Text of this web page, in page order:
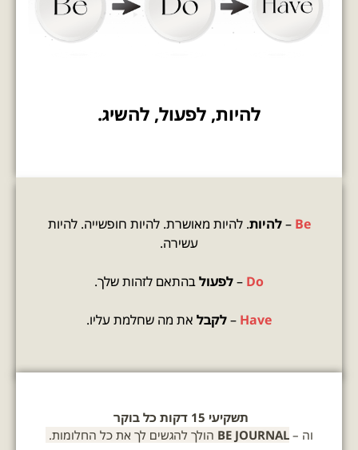
להיות, לפעול, להשיג.
Be
–להיות. להיות מאושרת. להיות חופשייה. להיות
עשירה.
Do
–לפעולבהתאם לזהות שלך.
Have
–לקבל את מה שחלמת עליו.
תשקיעי 15 דקות כל בוקר
וה –BE JOURNAL הולך להגשים לך את כל החלומות.